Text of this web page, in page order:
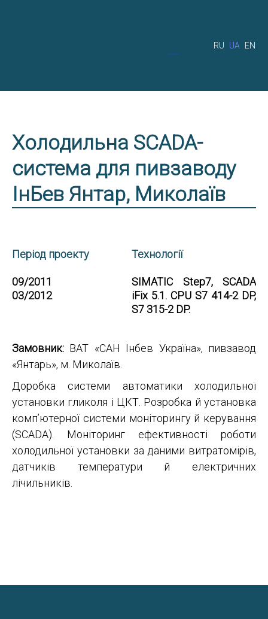
RU UA EN
Холодильна SCADA-
система для пивзаводу
ІнБев Янтар, Миколаїв
Період проекту
09/2011
03/2012
Технології
SIMATIC Step7, SCADA
iFix 5.1. CPU S7 414-2 DP,
S7 315-2 DP.
Замовник: ВАТ «САН Інбев Україна», пивзавод
«Янтарь», м. Миколаїв.
Доробка системи автоматики холодильної
установки гликоля і ЦКТ. Розробка й установка
комп’ютерної системи моніторингу й керування
(SCADA). Моніторинг ефективності роботи
холодильної установки за даними витратомірів,
датчиків температури й електричних
лічильників.